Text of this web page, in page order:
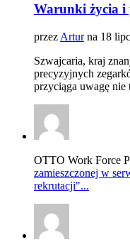
Warunki życia i
przez Arturna 18
Szwajcaria, kraj
precyzyjnych
przyciąga uwagę nie
OTTO Work Force
zamieszczonej w
rekrutacji"...